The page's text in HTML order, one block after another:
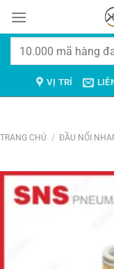
đến
Tìm
VỊ TRÍ
TRANG CHỦ / ĐẦU NỐI